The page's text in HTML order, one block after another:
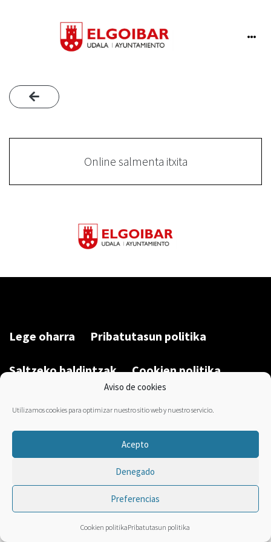
Aviso de cookies
Utilizamos cookies para optimizar nuestro sitio web y nuestro servicio.
Acepto
Denegado
Preferencias
Cookien politikaPribatutasun politika
Online salmenta itxita
Lege oharra Pribatutasun politika
Saltzeko baldintzak Cookien politika
Garatu du/Desarrollado por:Bravo Manager2026